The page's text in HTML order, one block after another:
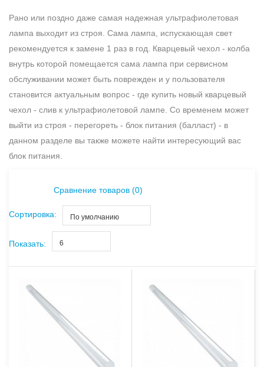
Рано или поздно даже самая надежная ультрафиолетовая
лампа выходит из строя. Сама лампа, испускающая свет
рекомендуется к замене 1 раз в год. Кварцевый чехол - колба
внутрь которой помещается сама лампа при сервисном
обслуживании может быть поврежден и у пользователя
становится актуальным вопрос - где купить новый кварцевый
чехол - слив к ультрафиолетовой лампе. Со временем может
выйти из строя - перегореть - блок питания (балласт) - в
данном разделе вы также можете найти интересующий вас
блок питания.
Сравнение товаров (0)
Сортировка: По умолчанию
Показать: 6